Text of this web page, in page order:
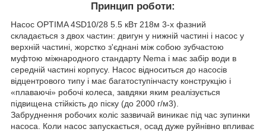
Принцип роботи:
Насос OPTIMA 4SD10/28 5.5 кВт 218м 3-х фазний
складається з двох частин: двигун у нижній частині і насос у
верхній частині, жорстко з'єднані між собою зубчастою
муфтою міжнародного стандарту Nema і має забір води в
середній частині корпусу. Насос відноситься до насосів
відцентрового типу і має багатоступінчасту конструкцію і
«плаваючі» робочі колеса, завдяки яким реалізується
підвищена стійкість до піску (до 2000 г/м3).
Забруднення робочих коліс зазвичай виникає під час зупинки
насоса. Коли насос запускається, осад дуже руйнівно впливає